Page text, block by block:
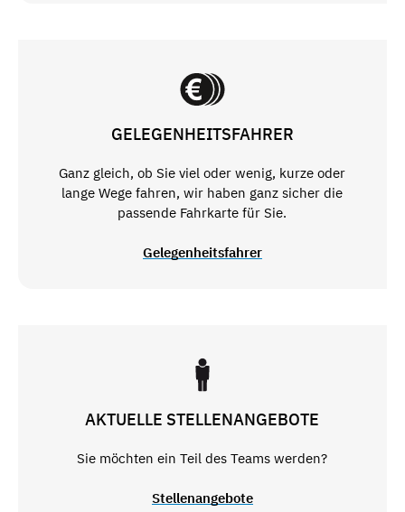
GELEGENHEITSFAHRER
Ganz gleich, ob Sie viel oder wenig, kurze oder
lange Wege fahren, wir haben ganz sicher die
passende Fahrkarte für Sie.
Gelegenheitsfahrer
AKTUELLE STELLENANGEBOTE
Sie möchten ein Teil des Teams werden?
Stellenangebote